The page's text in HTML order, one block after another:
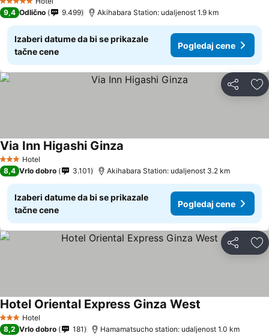
5 Zvezdice
9,4 Odlično 9.499 Akihabara Station: udaljenost 1.9 km
Izaberi datume da bi se prikazale
tačne cene
Pogledaj cene
Deli
3 Zvezdice
Hotel
Via Inn Higashi Ginza
8,4 Vrlo dobro 3.101 Akihabara Station: udaljenost 3.2 km
Izaberi datume da bi se prikazale
tačne cene
Pogledaj cene
Deli
3 Zvezdice
Hotel
Hotel Oriental Express Ginza West
8,2 Vrlo dobro 181 Hamamatsucho station: udaljenost 1.0 km